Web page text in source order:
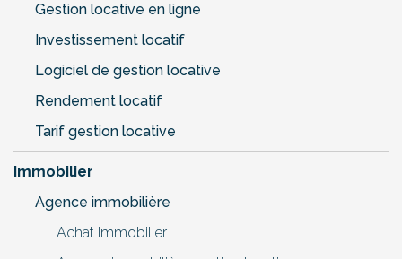
Gestion locative en ligne
Investissement locatif
Logiciel de gestion locative
Rendement locatif
Tarif gestion locative
Immobilier
Agence immobilière
Achat Immobilier